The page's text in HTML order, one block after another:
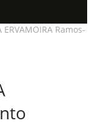
Ramos-